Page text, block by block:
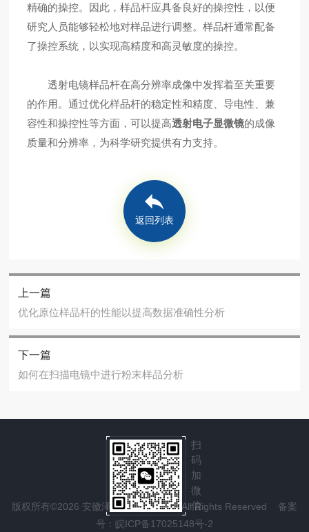
精确的操控。因此，样品杆应具备良好的操控性，以便
研究人员能够轻松地对样品进行调整。样品杆通常配备
了操控系统，以实现高精度和高灵敏度的操控。
透射电镜样品杆在高分辨率成像中发挥着至关重要
的作用。通过优化样品杆的稳定性和精度、导电性、兼
容性和操控性等方面，可以提高透射电子显微镜的成像
质量和分辨率，为科学研究提供有力支持。
返回列表
上一篇
优化原位样品杆的性能以提高数据准确性分析
下一篇
如何在扫描电镜中进行粉末样品分析
版权所有©2026 安徽泽攸科技有限公司 All Rights Reserved 备案
号：皖ICP备17025148号-2
扫
码
加
微
信